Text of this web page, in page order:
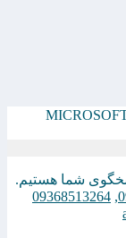
,
09368513264